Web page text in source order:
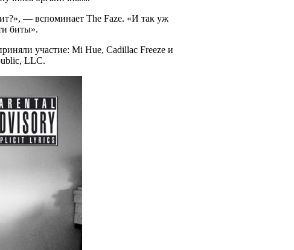
— вспоминает The Faze. «И так уж
биты».
участие: Mi Hue, Cadillac Freeze и
LLC.